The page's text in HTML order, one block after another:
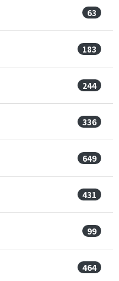
63
183
244
336
649
431
99
464